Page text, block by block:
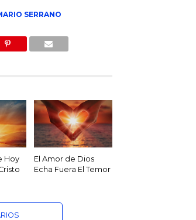
SERRANO
Hoy
El Amor de Dios
Echa Fuera El Temor